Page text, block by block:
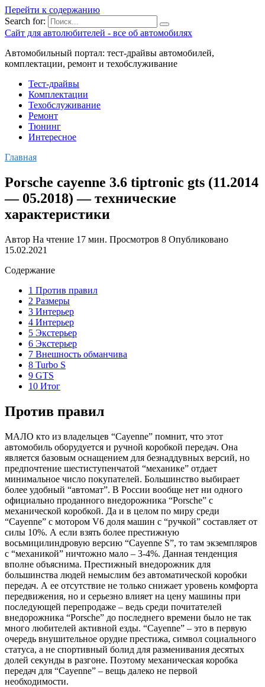
Перейти к содержанию
Search for:
Сайт для автолюбителей - все об автомобилях
Автомобильный портал: тест-драйвы автомобилей,
комплектации, ремонт и техобслуживание
Тест-драйвы
Комплектации
Техобслуживание
Ремонт
Тюнинг
Интересное
Главная
Porsche cayenne 3.6 tiptronic gts (11.2014
— 05.2018) — технические
характеристики
Автор На чтение 17 мин. Просмотров 8 Опубликовано
15.02.2021
Содержание
1 Против правил
2 Размеры
3 Интерьер
4 Интерьер
5 Экстерьер
6 Экстерьер
7 Внешность обманчива
8 Turbo S
9 GTS
10 Итог
Против правил
МАЛО кто из владельцев “Cayenne” помнит, что этот
автомобиль оборудуется и ручной коробкой передач. Она
является базовым оснащением для безнаддувных версий, но
предпочтение шестиступенчатой “механике” отдает
минимальное число покупателей. Большинство выбирает
более удобный “автомат”. В России вообще нет ни одного
официально проданного внедорожника “Porsche” с
механической коробкой. Да и в целом по миру среди
“Cayenne” с мотором V6 доля машин с “ручкой” составляет от
силы 10%. А если взять более престижную
восьмицилиндровую версию “Cayenne S”, то там экземпляров
с “механикой” ничтожно мало – 3-4%. Данная тенденция
вполне объяснима. Престижный внедорожник для
большинства людей немыслим без автоматической коробки
передач. А ее отсутствие не только снижает уровень комфорта
передвижения, но и серьезно влияет на цену машины при
последующей перепродаже – ведь среди почитателей
внедорожника “Porsche” до последнего времени было не так
много любителей активной езды. “Cayenne” – это в первую
очередь внушительное орудие престижа, символ социального
статуса, а не спортивный болид для разменивания десятых
долей секунды в разгоне. Поэтому механическая коробка
передач для “Cayenne” – вещь далеко не первой
необходимости.